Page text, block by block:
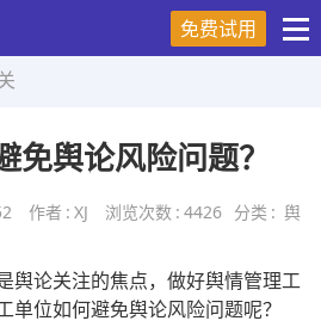
免费试用
免舆论风险问题？
作者 : XJ 浏览次数 : 4426 分类 : 舆
舆论关注的焦点，做好舆情管理工
单位如何避免舆论风险问题呢？